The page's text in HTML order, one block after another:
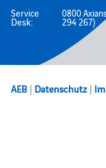
Service
Desk:
0800
294 267)
AEB | Datenschutz |